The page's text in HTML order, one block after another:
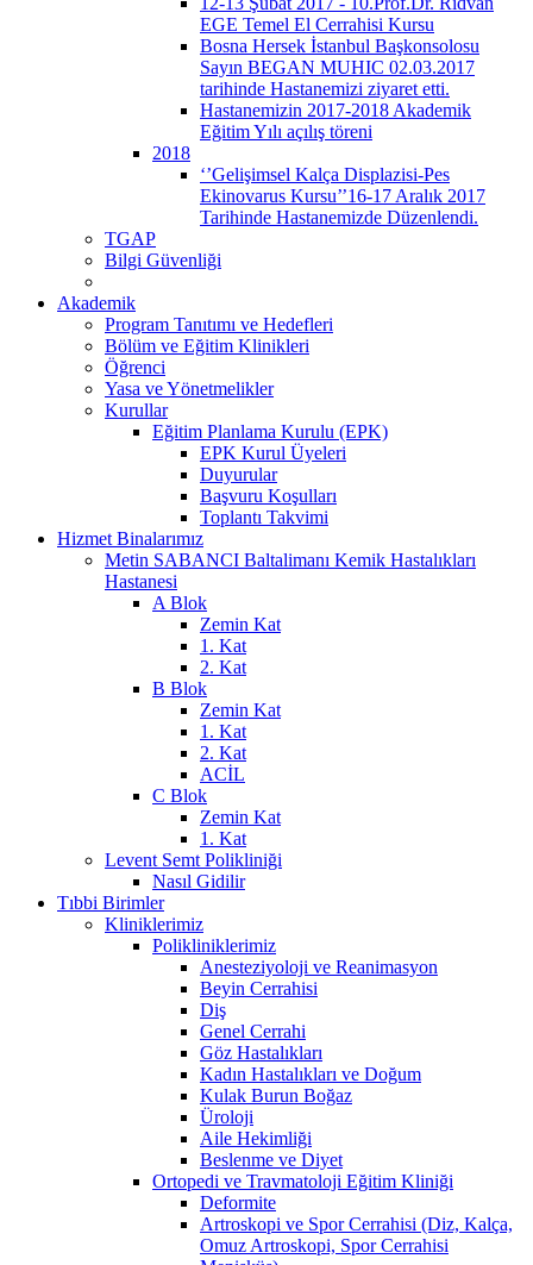
EGE Temel El Cerrahisi Kursu
Bosna Hersek İstanbul Başkonsolosu
Sayın BEGAN MUHIC 02.03.2017
tarihinde Hastanemizi ziyaret etti.
Hastanemizin 2017-2018 Akademik
Eğitim Yılı açılış töreni
2018
‘’Gelişimsel Kalça Displazisi-Pes
Ekinovarus Kursu’’16-17 Aralık 2017
Tarihinde Hastanemizde Düzenlendi.
TGAP
Bilgi Güvenliği
Akademik
Program Tanıtımı ve Hedefleri
Bölüm ve Eğitim Klinikleri
Öğrenci
Yasa ve Yönetmelikler
Kurullar
Eğitim Planlama Kurulu (EPK)
EPK Kurul Üyeleri
Duyurular
Başvuru Koşulları
Toplantı Takvimi
Hizmet Binalarımız
Metin SABANCI Baltalimanı Kemik Hastalıkları
Hastanesi
A Blok
Zemin Kat
1. Kat
2. Kat
B Blok
Zemin Kat
1. Kat
2. Kat
ACİL
C Blok
Zemin Kat
1. Kat
Levent Semt Polikliniği
Nasıl Gidilir
Tıbbi Birimler
Kliniklerimiz
Polikliniklerimiz
Anesteziyoloji ve Reanimasyon
Beyin Cerrahisi
Diş
Genel Cerrahi
Göz Hastalıkları
Kadın Hastalıkları ve Doğum
Kulak Burun Boğaz
Üroloji
Aile Hekimliği
Beslenme ve Diyet
Ortopedi ve Travmatoloji Eğitim Kliniği
Deformite
Artroskopi ve Spor Cerrahisi (Diz, Kalça,
Omuz Artroskopi, Spor Cerrahisi